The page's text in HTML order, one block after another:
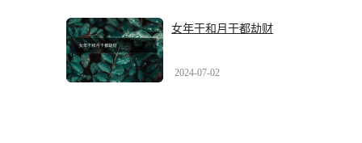
女年干和月干都劫财
2024-07-02